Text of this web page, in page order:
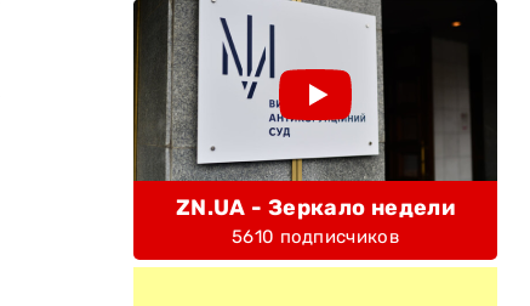
ZN.UA - Зеркало недели
5610 подписчиков